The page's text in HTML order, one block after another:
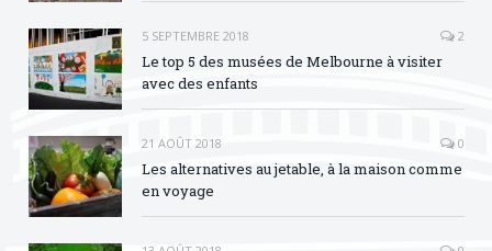
5 SEPTEMBRE 2018 2
Le top 5 des musées de Melbourne à visiter
avec des enfants
21 AOÛT 2018 0
Les alternatives au jetable, à la maison comme
en voyage